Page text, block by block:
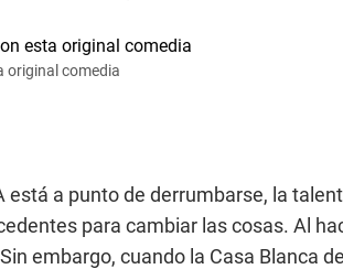
original comedia
está a punto de derrumbarse, la
para cambiar las cosas. Al
embargo, cuando la Casa Blanca